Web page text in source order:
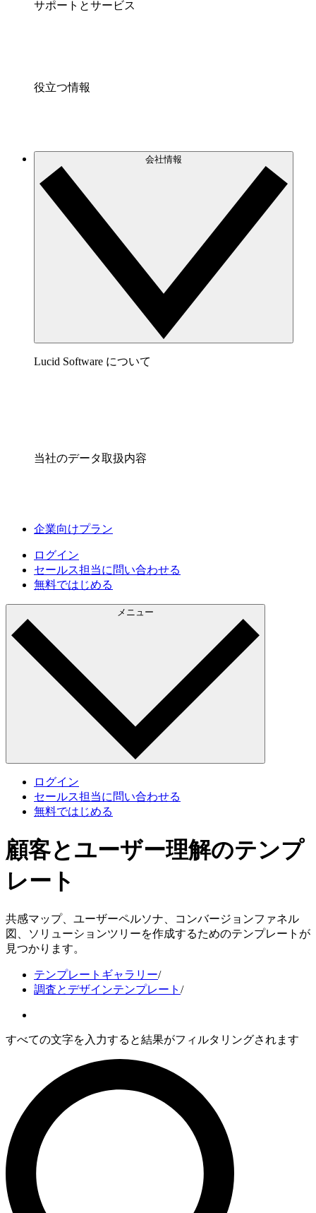
サポートとサービス
役立つ情報
会社情報
Lucid Software について
当社のデータ取扱内容
企業向けプラン
ログイン
セールス担当に問い合わせる
無料ではじめる
メニュー
ログイン
セールス担当に問い合わせる
無料ではじめる
顧客とユーザー理解のテンプ
レート
共感マップ、ユーザーペルソナ、コンバージョンファネル
図、ソリューションツリーを作成するためのテンプレートが
見つかります。
テンプレートギャラリー/
調査とデザインテンプレート /
すべての文字を入力すると結果がフィルタリングされます